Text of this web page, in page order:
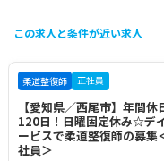
この求人と条件が近い求人
柔道整復師 正社員
【愛知県／西尾市】年間休
120日！日曜固定休み☆デ
ービスで柔道整復師の募集
社員＞